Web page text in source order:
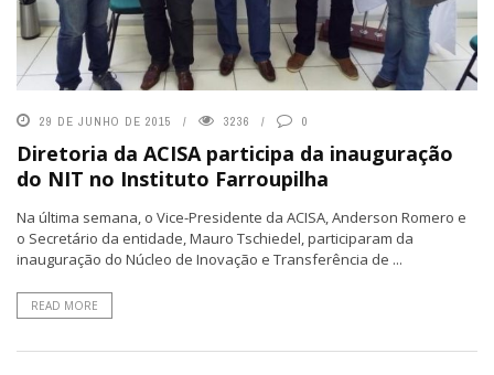
29 DE JUNHO DE 2015 3236 0
Diretoria da ACISA participa da inauguração
do NIT no Instituto Farroupilha
Na última semana, o Vice-Presidente da ACISA, Anderson Romero e
o Secretário da entidade, Mauro Tschiedel, participaram da
inauguração do Núcleo de Inovação e Transferência de ...
READ MORE